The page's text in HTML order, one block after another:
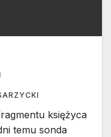
księżyca
temu sonda